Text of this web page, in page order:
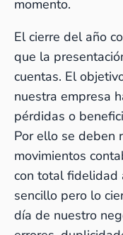
momento.
El cierre del año
que la
cuentas. El
nuestra empresa
pérdidas o
Por ello se deben
movimientos
con total fidelidad
sencillo pero lo
día de nuestro